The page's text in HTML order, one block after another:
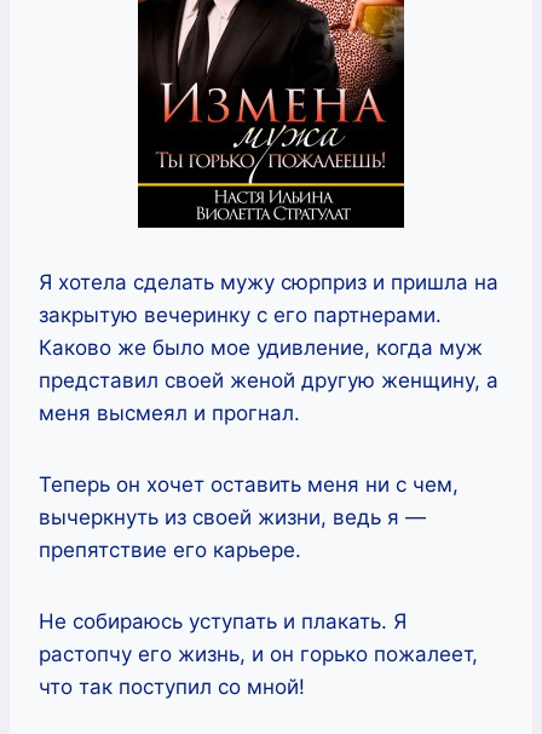
Я хотела сделать мужу сюрприз и пришла на
закрытую вечеринку с его партнерами.
Каково же было мое удивление, когда муж
представил своей женой другую женщину, а
меня высмеял и прогнал.
Теперь он хочет оставить меня ни с чем,
вычеркнуть из своей жизни, ведь я —
препятствие его карьере.
Не собираюсь уступать и плакать. Я
растопчу его жизнь, и он горько пожалеет,
что так поступил со мной!